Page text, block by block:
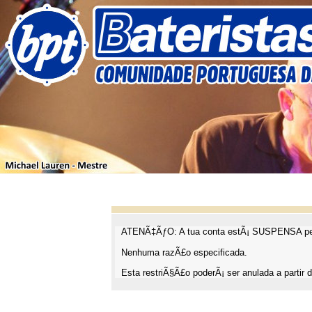
ATENÃ‡ÃƒO: A tua conta estÃ¡ SUSPENSA
Nenhuma razÃ£o especificada.
Esta restriÃ§Ã£o poderÃ¡ ser anulada a partir